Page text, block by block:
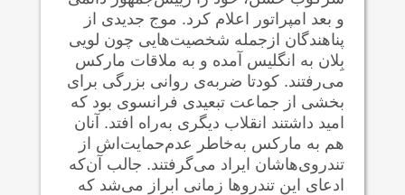
و بعد امپراتور اعلام کرد. موج جدیدی از
پناهندگان ازجمله شخصیت‌هایی چون لویی
بِلان به انگلیس آمده و به ملاقات مارکس
می‌رفتند. کودتا ضربه‌ی روانی بزرگی برای
بخشی از جماعت تبعیدی فرانسوی بود که
امید داشتند انقلاب دیگری به‌راه افتد. آنان
هم به مارکس به‌خاطر عدم‌حمایت‌اش از
تندروی‌هاشان ایراد می‌گرفتند. جالب آن‌که
ادعای این تندرو‌ها زمانی ابراز می‌شد که